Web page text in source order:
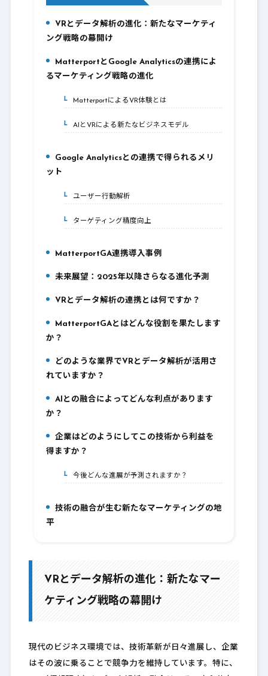
VRとデータ解析の進化：新たなマーケティ
ング戦略の幕開け
2.MatterportとGoogle Analyticsの連携によ
るマーケティング戦略の進化
2-1.MatterportによるVR体験とは
2-2.AIとVRによる新たなビジネスモデル
Google Analyticsとの連携で得られるメリ
ット
3-1.ユーザー行動解析
3-2.ターゲティング精度向上
4.MatterportGA連携導入事例
5.未来展望：2025年以降さらなる進化予測
VRとデータ解析の連携とは何ですか？
MatterportGAとはどんな役割を果たします
か？
どのような業界でVRとデータ解析が活用さ
れていますか？
9.AIとの融合によってどんな利点があります
か？
10.企業はどのようにしてこの技術から利益を
得ますか？
10-1.今後どんな進展が予測されますか？
11.技術の融合が生む新たなマーケティングの地
平
VRとデータ解析の進化：新たなマー
ケティング戦略の幕開け
現代のビジネス環境では、技術革新が日々進展し、企業
はその波に乗ることで競争力を維持しています。特に、